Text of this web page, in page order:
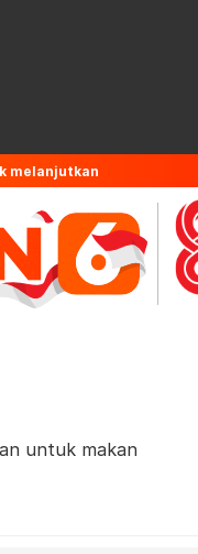
melanjutkan
untuk makan